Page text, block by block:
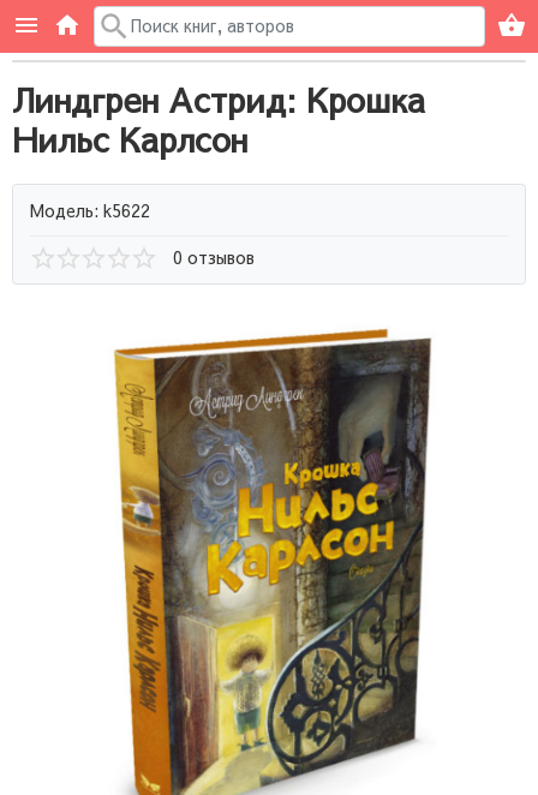
Линдгрен Астрид: Крошка
Нильс Карлсон
Модель: k5622
0 отзывов